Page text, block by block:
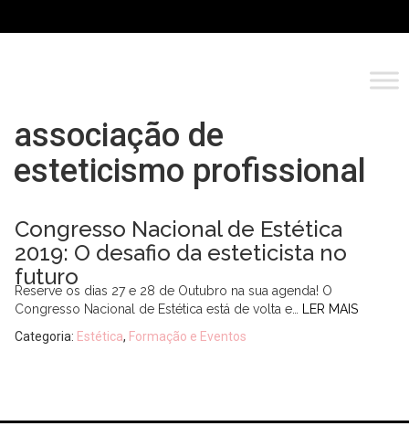
associação de
esteticismo profissional
Congresso Nacional de Estética
2019: O desafio da esteticista no
futuro
Reserve os dias 27 e 28 de Outubro na sua agenda! O
Congresso Nacional de Estética está de volta e…
LER MAIS
Categoria: Estética, Formação e Eventos